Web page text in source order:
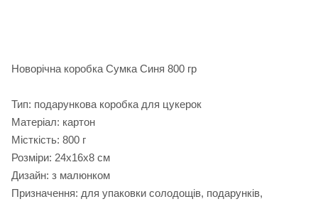
Новорічна коробка Сумка Синя 800 гр
Тип: подарункова коробка для цукерок
Матеріал: картон
Місткість: 800 г
Розміри: 24х16х8 см
Дизайн: з малюнком
Призначення: для упаковки солодощів, подарунків,